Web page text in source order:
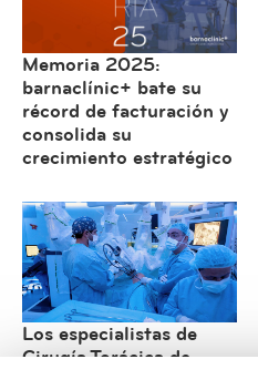
Memoria 2025:
barnaclínic+ bate su
récord de facturación y
consolida su
crecimiento estratégico
Los especialistas de
Cirugía Torácica de